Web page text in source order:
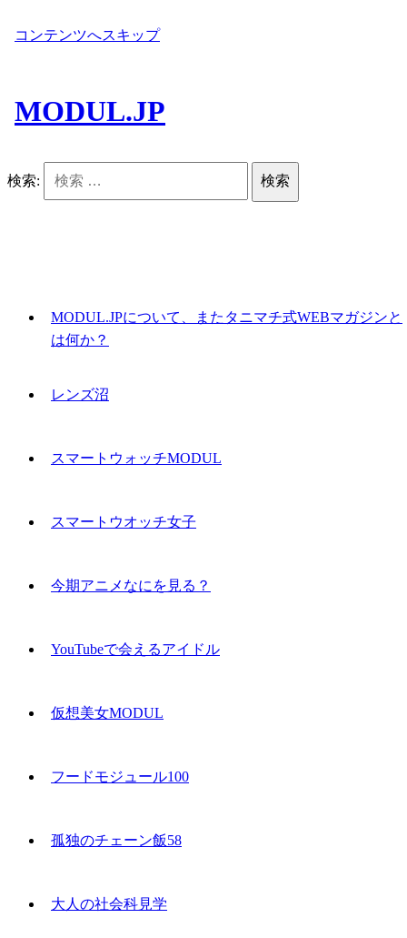
コンテンツへスキップ
MODUL.JP
検索:
MODUL.JPについて、またタニマチ式WEBマガジンと
は何か？
レンズ沼
スマートウォッチMODUL
スマートウオッチ女子
今期アニメなにを見る？
YouTubeで会えるアイドル
仮想美女MODUL
フードモジュール100
孤独のチェーン飯58
大人の社会科見学